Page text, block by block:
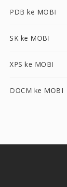
PDB ke MOBI
SK ke MOBI
XPS ke MOBI
DOCM ke MOBI